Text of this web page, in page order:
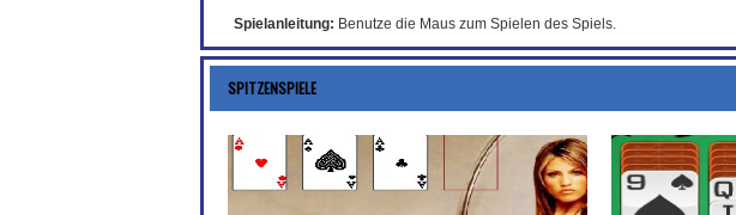
Spielanleitung: Benutze die Maus zum Spielen des Spiels.
SPITZENSPIELE